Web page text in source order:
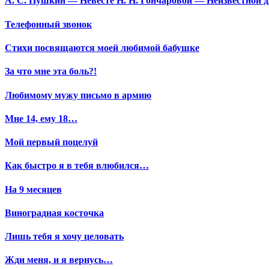
Телефонный звонок
Стихи посвящаются моей любимой бабушке
За что мне эта боль?!
Любимому мужу письмо в армию
Мне 14, ему 18…
Мой первый поцелуй
Как быстро я в тебя влюбился…
На 9 месяцев
Виноградная косточка
Лишь тебя я хочу целовать
Жди меня, и я вернусь…